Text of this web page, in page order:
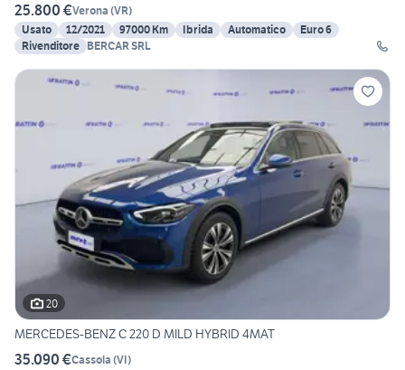
25.800 €Verona (VR)
Usato
12/2021 97000 Km Ibrida Automatico
Euro 6
Rivenditore BERCAR SRL
20
MERCEDES-BENZ C 220 D MILD HYBRID 4MAT
35.090 €Cassola (VI)